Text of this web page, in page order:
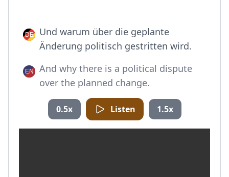
Und warum über die geplante
Änderung politisch gestritten wird.
And why there is a political dispute
over the planned change.
0.5x Listen 1.5x